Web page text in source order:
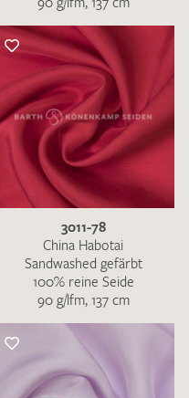
3011-78
China Habotai
Sandwashed gefärbt
100% reine Seide
90 g/lfm, 137 cm